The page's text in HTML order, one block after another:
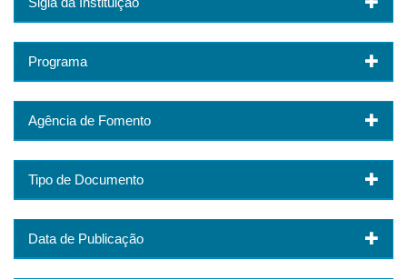
Programa
Agência de Fomento
Tipo de Documento
Data de Publicação